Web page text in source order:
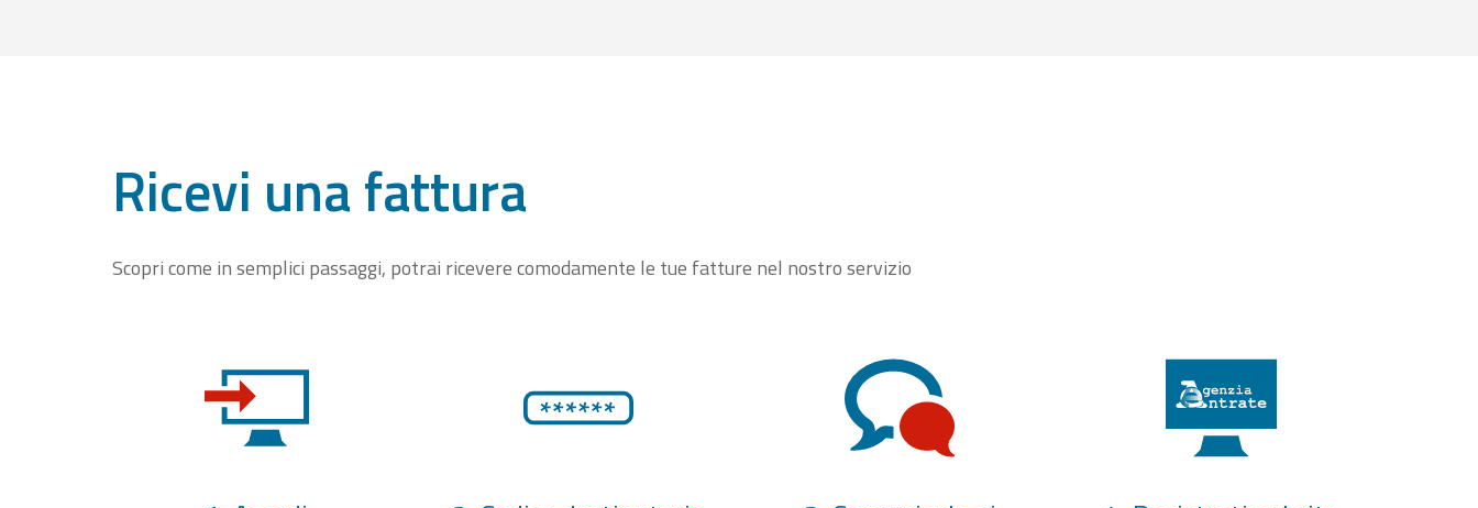
Ricevi una fattura
Scopri come in semplici passaggi, potrai ricevere comodamente le tue fatture nel nostro servizio